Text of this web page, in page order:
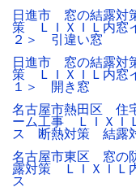
日進市 窓の結露対
策 ＬＩＸＩＬ内窓
２＞ 引違い窓
日進市 窓の結露対
策 ＬＩＸＩＬ内窓
１＞ 開き窓
名古屋市熱田区 住
ーム工事 ＬＩＸＩ
ス 断熱対策 結露
名古屋市東区 窓の
露対策 ＬＩＸＩＬ
ス